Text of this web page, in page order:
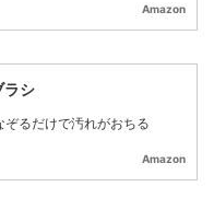
Amazon
ラシ
ぞるだけで汚れがおちる
Amazon